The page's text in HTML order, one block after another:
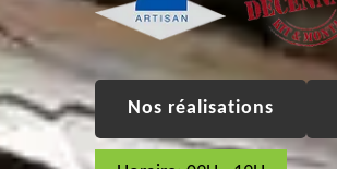
Nos réalisations